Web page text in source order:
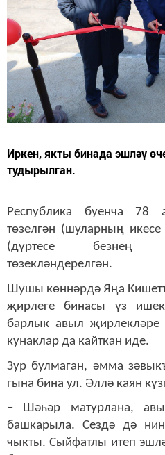
Иркен, якты бинада эшләү
тудырылган.
Республика буенча 78
төзелгән (шуларның
(дүртесе безнең
төзекләндерелгән.
Шушы көннәрдә Яңа
җирлеге бинасы үз
барлык авыл
кунаклар да кайткан иде.
Зур булмаган, әмма
гына бина ул. Әллә каян
– Шәһәр матурлана,
башкарыла. Сездә дә
чыкты. Сыйфатлы итеп